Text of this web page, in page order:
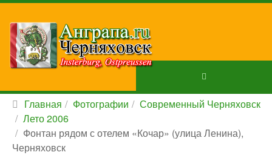
Главная Фотографии
Современный Черняховск
Лето 2006
Фонтан рядом с отелем «Кочар» (улица Ленина),
Черняховск